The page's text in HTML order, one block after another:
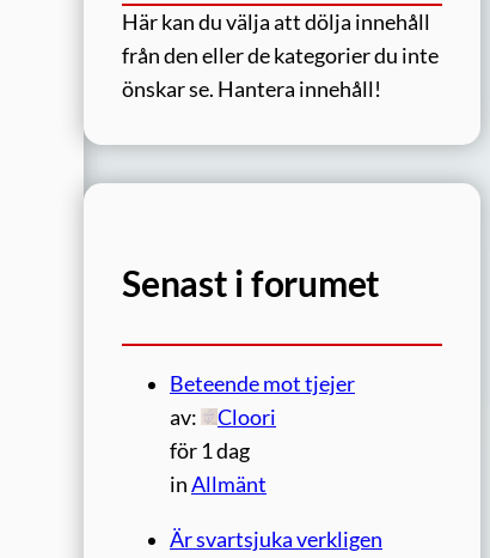
Här kan du välja att dölja innehåll
från den eller de kategorier du inte
önskar se. Hantera innehåll!
Senast i forumet
Beteende mot tjejer
av:
Cloori
för 1 dag
inAllmänt
Är svartsjuka verkligen